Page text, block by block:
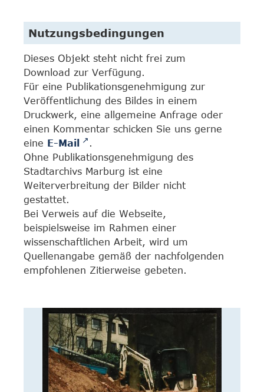
Nutzungsbedingungen
Dieses Objekt steht nicht frei zum
Download zur Verfügung.
Für eine Publikationsgenehmigung zur
Veröffentlichung des Bildes in einem
Druckwerk, eine allgemeine Anfrage oder
einen Kommentar schicken Sie uns gerne
eine E-Mail
.
Ohne Publikationsgenehmigung des
Stadtarchivs Marburg ist eine
Weiterverbreitung der Bilder nicht
gestattet.
Bei Verweis auf die Webseite,
beispielsweise im Rahmen einer
wissenschaftlichen Arbeit, wird um
Quellenangabe gemäß der nachfolgenden
empfohlenen Zitierweise gebeten.